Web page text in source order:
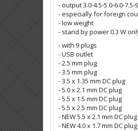
- output 3.0-4.5-5.0-6.0-7.5-
- especially for foreign
- low weight
- stand by power 0.3 W
- with 9 plugs
- USB outlet
- 2.5 mm plug
- 3.5 mm plug
- 3.5 x 1.35 mm DC plug
- 5.0 x 2.1 mm DC plug
- 5.5 x 1.5 mm DC plug
- 5.5 x 2.5 mm DC plug
- NEW 5.5 x 2.1 mm DC plug
- NEW 4.0 x 1.7 mm DC plug